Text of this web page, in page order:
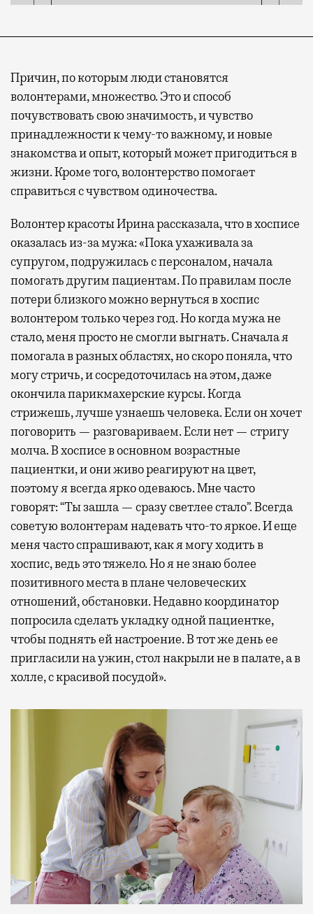
Причин, по которым люди становятся
волонтерами, множество. Это и способ
почувствовать свою значимость, и чувство
принадлежности к чему-то важному, и новые
знакомства и опыт, который может пригодиться в
жизни. Кроме того, волонтерство помогает
справиться с чувством одиночества.
Волонтер красоты Ирина рассказала, что в хосписе
оказалась из-за мужа: «Пока ухаживала за
супругом, подружилась с персоналом, начала
помогать другим пациентам. По правилам после
потери близкого можно вернуться в хоспис
волонтером только через год. Но когда мужа не
стало, меня просто не смогли выгнать. Сначала я
помогала в разных областях, но скоро поняла, что
могу стричь, и сосредоточилась на этом, даже
окончила парикмахерские курсы. Когда
стрижешь, лучше узнаешь человека. Если он хочет
поговорить — разговариваем. Если нет — стригу
молча. В хосписе в основном возрастные
пациентки, и они живо реагируют на цвет,
поэтому я всегда ярко одеваюсь. Мне часто
говорят: “Ты зашла — сразу светлее стало”. Всегда
советую волонтерам надевать что-то яркое. И еще
меня часто спрашивают, как я могу ходить в
хоспис, ведь это тяжело. Но я не знаю более
позитивного места в плане человеческих
отношений, обстановки. Недавно координатор
попросила сделать укладку одной пациентке,
чтобы поднять ей настроение. В тот же день ее
пригласили на ужин, стол накрыли не в палате, а в
холле, с красивой посудой».